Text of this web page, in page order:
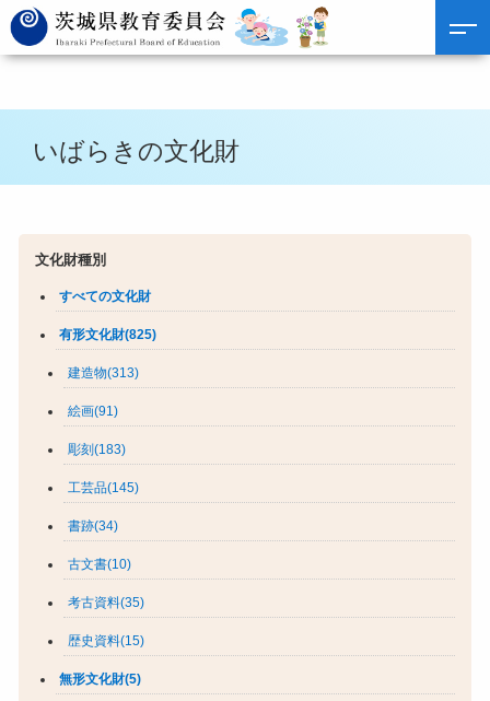
いばらきの文化財
文化財種別
すべての文化財
有形文化財(825)
建造物(313)
絵画(91)
彫刻(183)
工芸品(145)
書跡(34)
古文書(10)
考古資料(35)
歴史資料(15)
無形文化財(5)